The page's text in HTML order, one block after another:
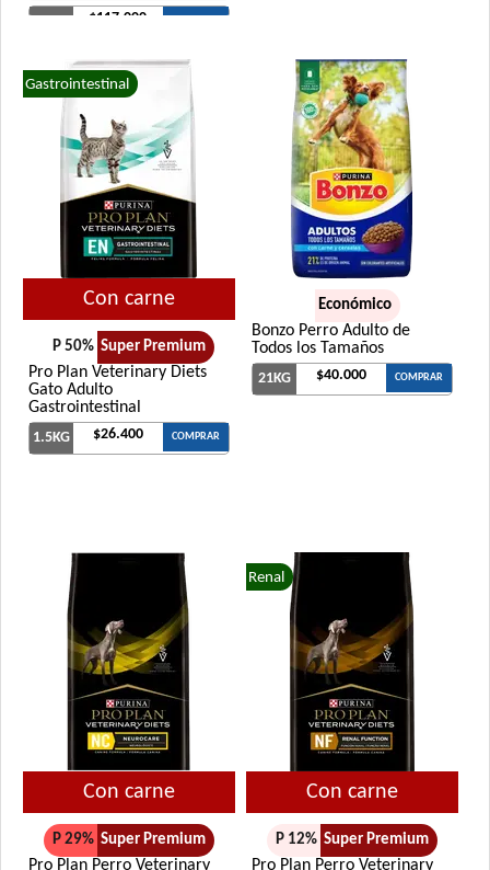
15KG $117.000
Gastrointestinal
Con carne
P 50% Super Premium
Pro Plan Veterinary Diets
Gato Adulto
Gastrointestinal
1.5KG $26.400 COMPRAR
Económico
Bonzo Perro Adulto de
Todos los Tamaños
21KG $40.000 COMPRAR
Con carne
P 29% Super Premium
Pro Plan Perro Veterinary
Renal
Con carne
P 12% Super Premium
Pro Plan Perro Veterinary